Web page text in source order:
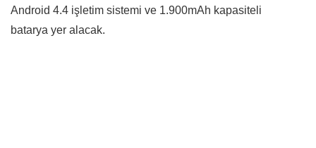
Android 4.4 işletim sistemi ve 1.900mAh kapasiteli
batarya yer alacak.